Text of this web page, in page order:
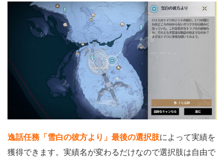
逸話任務「雪白の彼方より」最後の選択肢によって実績を
獲得できます。実績名が変わるだけなので選択肢は自由で